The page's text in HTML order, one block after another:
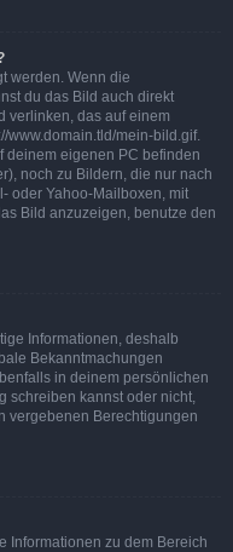
werden. Wenn die
du das Bild auch direkt
verlinken, das auf einem
www.domain.tld/mein-bild.gif.
deinem eigenen PC befinden
noch zu Bildern, die nur nach
oder Yahoo-Mailboxen, mit
Bild anzuzeigen, benutze den
Informationen, deshalb
Bekanntmachungen
in deinem persönlichen
schreiben kannst oder nicht,
vergebenen Berechtigungen
Informationen zu dem Bereich